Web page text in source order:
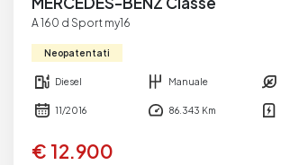
A 160 d Sport my16
Neopatentati
Diesel Manuale
11/2016 86.343 Km
€ 12.900